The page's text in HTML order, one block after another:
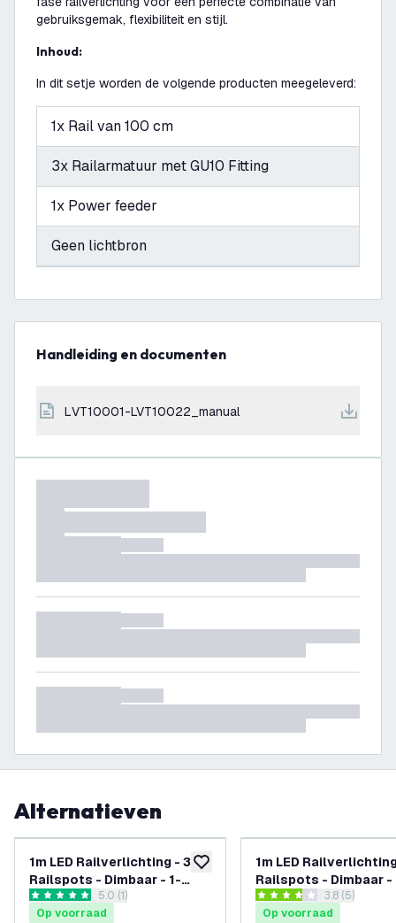
gebruiksgemak, flexibiliteit en stijl.
Inhoud:
In dit setje worden de volgende producten meegeleverd:
1x Rail van 100 cm
3x Railarmatuur met GU10 Fitting
1x Power feeder
Geen lichtbron
Handleiding en documenten
LVT10001-LVT10022_manual
Alternatieven
toevoegen aan verlanglijst
1m LED Railverlichting - 3
Railspots - Dimbaar - 1-
Fase Railsysteem - Wit
reviews drawer openen
5 score sterren5.0 (1)
Op voorraad
1m LED
Railspots - Dimbaar -
Fase Railsysteem -
reviews
3.8 score sterren3.8 (5)
Op voorraad